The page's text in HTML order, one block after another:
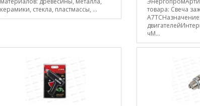
керамики, стекла, пластмассы, ...
товара: Свеча
чМ...